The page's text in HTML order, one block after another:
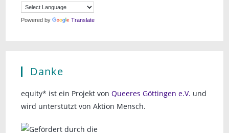
Powered by Translate
Danke
equity* ist ein Projekt vonQueeres Göttingen e.V. und
wird unterstützt von Aktion Mensch.